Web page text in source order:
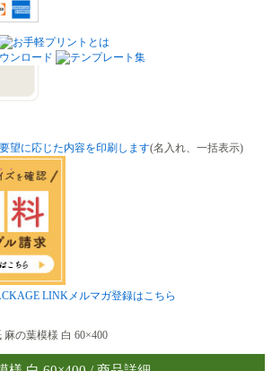
(名入れ、一括表示)
麻の葉模様 白 60×400